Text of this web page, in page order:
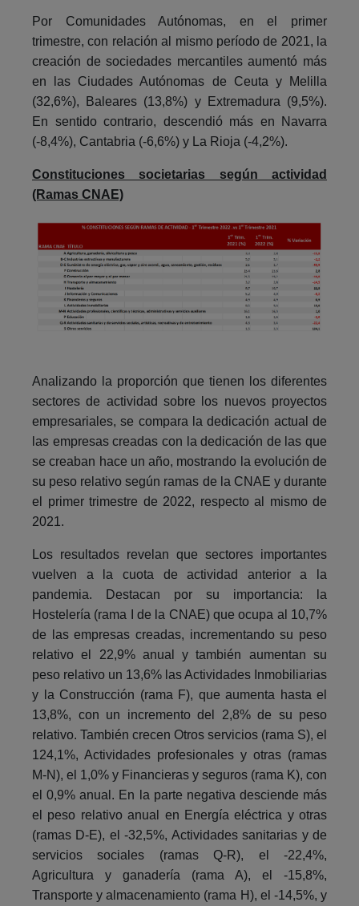
Por Comunidades Autónomas, en el primer
trimestre, con relación al mismo período de 2021, la
creación de sociedades mercantiles aumentó más
en las Ciudades Autónomas de Ceuta y Melilla
(32,6%), Baleares (13,8%) y Extremadura (9,5%).
En sentido contrario, descendió más en Navarra
(-8,4%), Cantabria (-6,6%) y La Rioja (-4,2%).
Constituciones societarias según actividad
(Ramas CNAE)
Analizando la proporción que tienen los diferentes
sectores de actividad sobre los nuevos proyectos
empresariales, se compara la dedicación actual de
las empresas creadas con la dedicación de las que
se creaban hace un año, mostrando la evolución de
su peso relativo según ramas de la CNAE y durante
el primer trimestre de 2022, respecto al mismo de
2021.
Los resultados revelan que sectores importantes
vuelven a la cuota de actividad anterior a la
pandemia. Destacan por su importancia: la
Hostelería (rama I de la CNAE) que ocupa al 10,7%
de las empresas creadas, incrementando su peso
relativo el 22,9% anual y también aumentan su
peso relativo un 13,6% las Actividades Inmobiliarias
y la Construcción (rama F), que aumenta hasta el
13,8%, con un incremento del 2,8% de su peso
relativo. También crecen Otros servicios (rama S), el
124,1%, Actividades profesionales y otras (ramas
M-N), el 1,0% y Financieras y seguros (rama K), con
el 0,9% anual. En la parte negativa desciende más
el peso relativo anual en Energía eléctrica y otras
(ramas D-E), el -32,5%, Actividades sanitarias y de
servicios sociales (ramas Q-R), el -22,4%,
Agricultura y ganadería (rama A), el -15,8%,
Transporte y almacenamiento (rama H), el -14,5%, y